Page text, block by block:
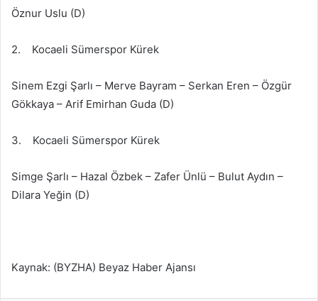
Öznur Uslu (D)
2. Kocaeli Sümerspor Kürek
Sinem Ezgi Şarlı – Merve Bayram – Serkan Eren – Özgür
Gökkaya – Arif Emirhan Guda (D)
3. Kocaeli Sümerspor Kürek
Simge Şarlı – Hazal Özbek – Zafer Ünlü – Bulut Aydın –
Dilara Yeğin (D)
Kaynak: (BYZHA) Beyaz Haber Ajansı